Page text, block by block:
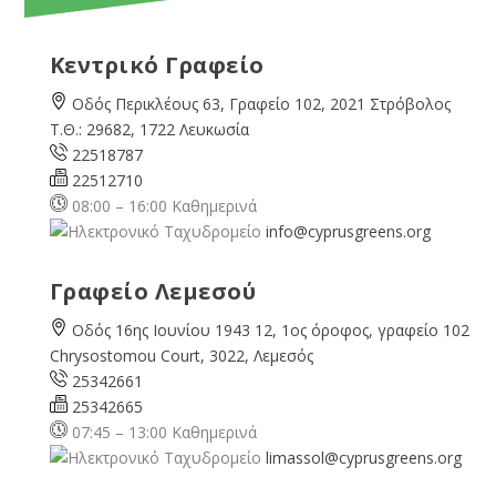
Κεντρικό Γραφείο
Οδός Περικλέους 63, Γραφείο 102, 2021 Στρόβολος
Τ.Θ.: 29682, 1722 Λευκωσία
22518787
22512710
08:00 – 16:00 Καθημερινά
info@cyprusgreens.org
Γραφείο Λεμεσού
Οδός 16ης Ιουνίου 1943 12, 1ος όροφος, γραφείο 102
Chrysostomou Court, 3022, Λεμεσός
25342661
25342665
07:45 – 13:00 Καθημερινά
limassol@cyprusgreens.org